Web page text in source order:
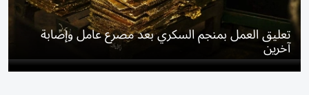
تعليق العمل بمنجم السكري بعد مصرع عامل وإصابة
آخرين